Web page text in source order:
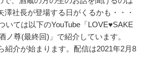
社長が登場する日がくるかも・・・
いては以下のYouTube「LOVE♥SAKE
ノ尊(最終回)」で紹介しています。
紹介が始まります。配信は2021年2月8